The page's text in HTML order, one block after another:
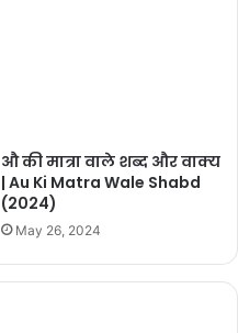
औ की मात्रा वाले शब्द और वाक्य
| Au Ki Matra Wale Shabd
(2024)
May 26, 2024